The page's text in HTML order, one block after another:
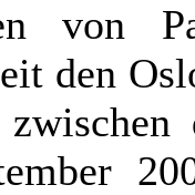
von
den